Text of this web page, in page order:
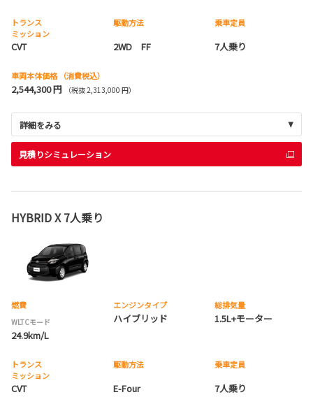
トランス
ミッション
CVT
駆動方法
2WD FF
乗車定員
7人乗り
車両本体価格 （消費税込）
2,544,300 円 （税抜 2,313,000 円）
詳細をみる
見積りシミュレーション
HYBRID X 7人乗り
燃費
WLTCモード
24.9km/L
エンジンタイプ
ハイブリッド
総排気量
1.5L+モーター
トランス
ミッション
CVT
駆動方法
E-Four
乗車定員
7人乗り